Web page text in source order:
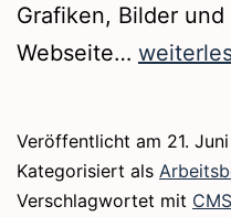
Grafiken, Bilder
Webseite…
Veröffentlicht am 21.
Kategorisiert als
Verschlagwortet mit CMS